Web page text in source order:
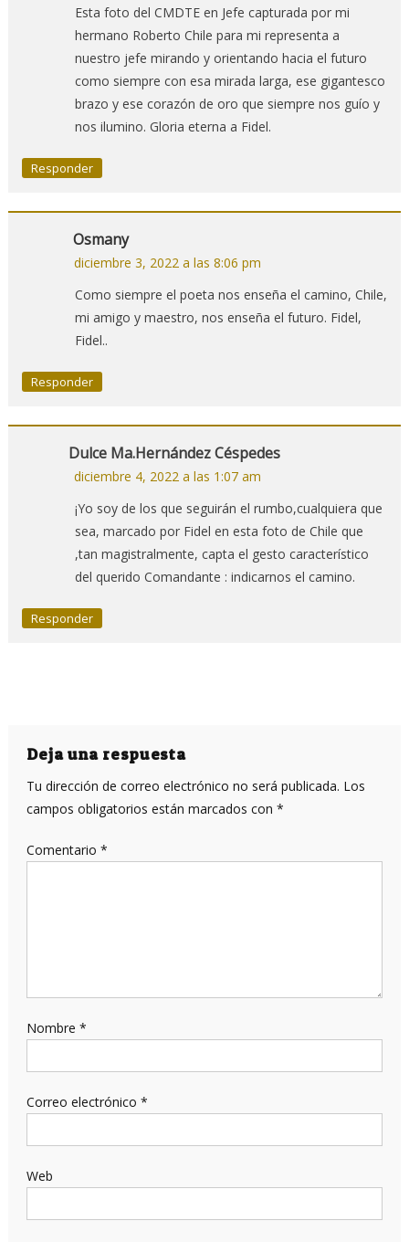
Esta foto del CMDTE en Jefe capturada por mi
hermano Roberto Chile para mi representa a
nuestro jefe mirando y orientando hacia el futuro
como siempre con esa mirada larga, ese gigantesco
brazo y ese corazón de oro que siempre nos guío y
nos ilumino. Gloria eterna a Fidel.
Responder
Osmany
diciembre 3, 2022 a las 8:06 pm
Como siempre el poeta nos enseña el camino, Chile,
mi amigo y maestro, nos enseña el futuro. Fidel,
Fidel..
Responder
Dulce Ma.Hernández Céspedes
diciembre 4, 2022 a las 1:07 am
¡Yo soy de los que seguirán el rumbo,cualquiera que
sea, marcado por Fidel en esta foto de Chile que
,tan magistralmente, capta el gesto característico
del querido Comandante : indicarnos el camino.
Responder
Deja una respuesta
Tu dirección de correo electrónico no será publicada. Los
campos obligatorios están marcados con *
Comentario *
Nombre *
Correo electrónico *
Web